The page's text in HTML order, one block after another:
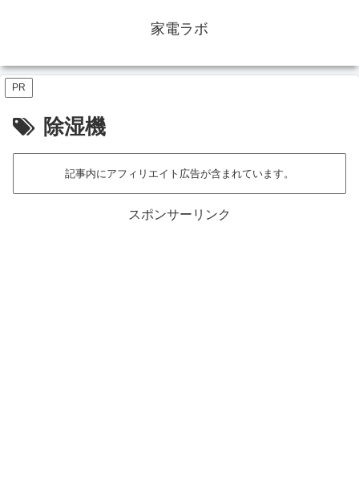
家電ラボ
PR
除湿機
記事内にアフィリエイト広告が含まれています。
スポンサーリンク